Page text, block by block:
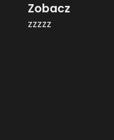
Zobacz
zzzzz